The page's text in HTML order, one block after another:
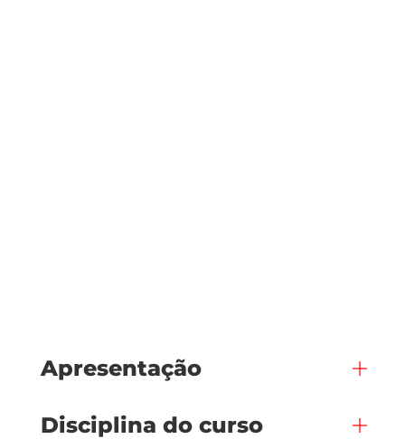
Apresentação
Disciplina do curso